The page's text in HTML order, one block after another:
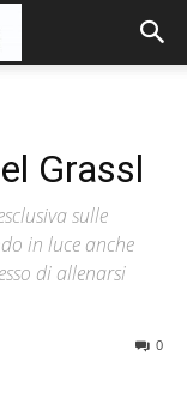
Grassl
sulle
in luce anche
di allenarsi
0